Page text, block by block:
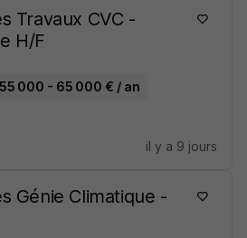
Travaux CVC -
H/F
55 000 - 65 000 € / an
il y a 9 jours
Génie Climatique -